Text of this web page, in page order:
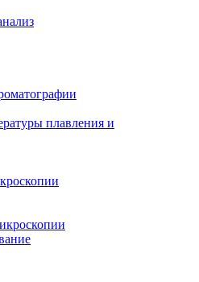
плавления и